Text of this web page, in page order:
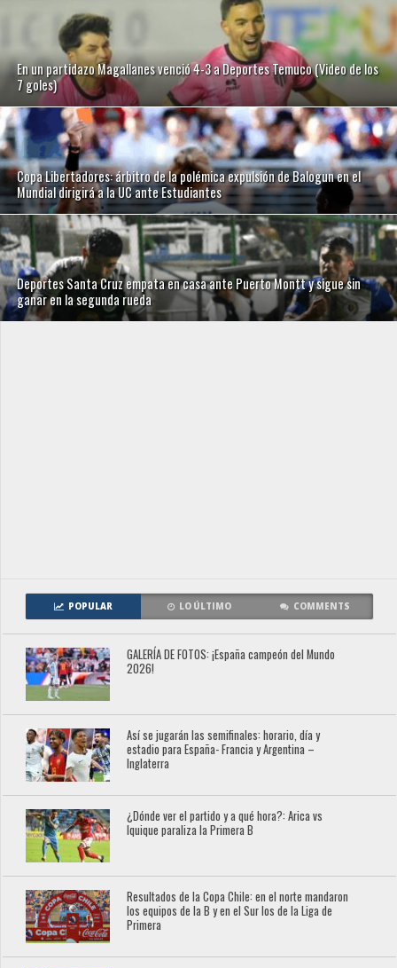
En un partidazo Magallanes venció 4-3 a Deportes Temuco (Video de los
7 goles)
Copa Libertadores: árbitro de la polémica expulsión de Balogun en el
Mundial dirigirá a la UC ante Estudiantes
Deportes Santa Cruz empata en casa ante Puerto Montt y sigue sin
ganar en la segunda rueda
POPULAR LO ÚLTIMO COMMENTS
GALERÍA DE FOTOS: ¡España campeón del Mundo
2026!
Así se jugarán las semifinales: horario, día y
estadio para España- Francia y Argentina –
Inglaterra
¿Dónde ver el partido y a qué hora?: Arica vs
Iquique paraliza la Primera B
Resultados de la Copa Chile: en el norte mandaron
los equipos de la B y en el Sur los de la Liga de
Primera